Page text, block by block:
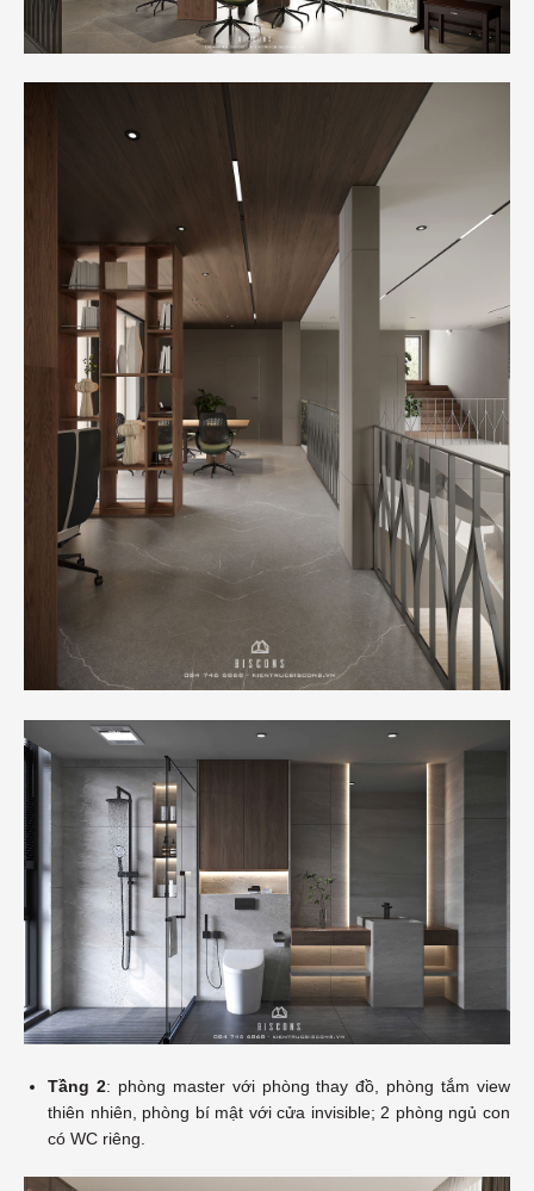
Tầng 2: phòng master với phòng thay đồ, phòng tắm view
thiên nhiên, phòng bí mật với cửa invisible; 2 phòng ngủ con
có WC riêng.